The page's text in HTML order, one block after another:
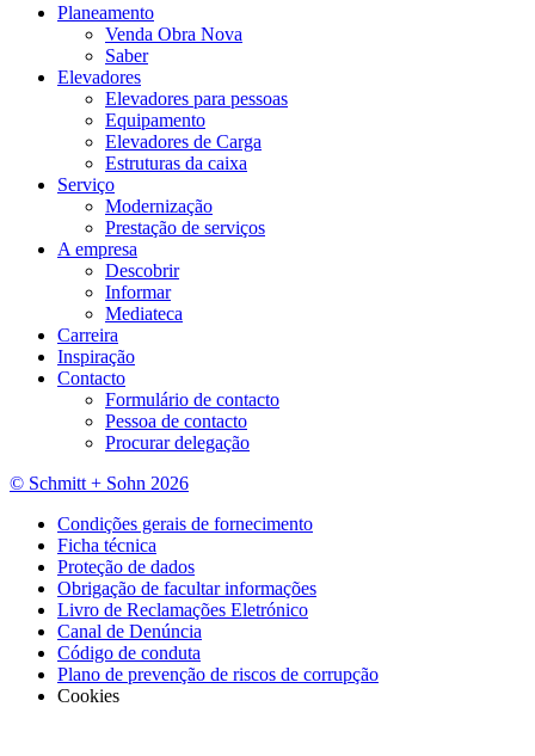
Planeamento
Venda Obra Nova
Saber
Elevadores
Elevadores para pessoas
Equipamento
Elevadores de Carga
Estruturas da caixa
Serviço
Modernização
Prestação de serviços
A empresa
Descobrir
Informar
Mediateca
Carreira
Inspiração
Contacto
Formulário de contacto
Pessoa de contacto
Procurar delegação
© Schmitt + Sohn 2026
Condições gerais de fornecimento
Ficha técnica
Proteção de dados
Obrigação de facultar informações
Livro de Reclamações Eletrónico
Canal de Denúncia
Código de conduta
Plano de prevenção de riscos de corrupção
Cookies